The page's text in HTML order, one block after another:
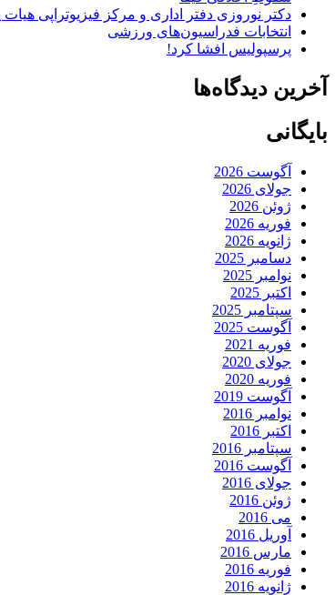
دکتر نوروزی دفتر اداری و مرکز فیزیوتراپی
انتخابات فدراسیون‌های ورزشی
پرسپولیس افشا کرد!
آخرین دیدگاه‌ها
بایگانی
آگوست 2026
جولای 2026
ژوئن 2026
فوریه 2026
ژانویه 2026
دسامبر 2025
نوامبر 2025
اکتبر 2025
سپتامبر 2025
آگوست 2025
فوریه 2021
جولای 2020
فوریه 2020
آگوست 2019
نوامبر 2016
اکتبر 2016
سپتامبر 2016
آگوست 2016
جولای 2016
ژوئن 2016
می 2016
آوریل 2016
مارس 2016
فوریه 2016
ژانویه 2016